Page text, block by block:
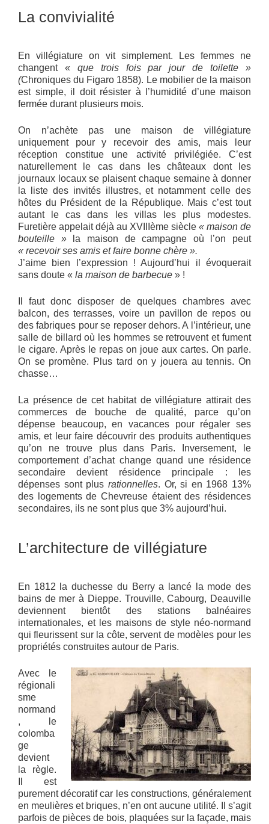
La convivialité
En villégiature on vit simplement. Les femmes ne
changent « que trois fois par jour de toilette »
(Chroniques du Figaro 1858). Le mobilier de la maison
est simple, il doit résister à l’humidité d’une maison
fermée durant plusieurs mois.
On n’achète pas une maison de villégiature
uniquement pour y recevoir des amis, mais leur
réception constitue une activité privilégiée. C’est
naturellement le cas dans les châteaux dont les
journaux locaux se plaisent chaque semaine à donner
la liste des invités illustres, et notamment celle des
hôtes du Président de la République. Mais c’est tout
autant le cas dans les villas les plus modestes.
Furetière appelait déjà au XVIIIème siècle « maison de
bouteille »
la maison de campagne où l’on peut
« recevoir ses amis et faire bonne chère ».
J’aime bien l’expression ! Aujourd’hui il évoquerait
sans doute « la maison de barbecue » !
Il faut donc disposer de quelques chambres avec
balcon, des terrasses, voire un pavillon de repos ou
des fabriques pour se reposer dehors. A l’intérieur, une
salle de billard où les hommes se retrouvent et fument
le cigare. Après le repas on joue aux cartes. On parle.
On se promène. Plus tard on y jouera au tennis. On
chasse…
La présence de cet habitat de villégiature attirait des
commerces de bouche de qualité, parce qu’on
dépense beaucoup, en vacances pour régaler ses
amis, et leur faire découvrir des produits authentiques
qu’on ne trouve plus dans Paris. Inversement, le
comportement d’achat change quand une résidence
secondaire devient résidence principale : les
dépenses sont plus rationnelles. Or, si en 1968 13%
des logements de Chevreuse étaient des résidences
secondaires, ils ne sont plus que 3% aujourd’hui.
L’architecture de villégiature
En 1812 la duchesse du Berry a lancé la mode des
bains de mer à Dieppe. Trouville, Cabourg, Deauville
deviennent bientôt des stations balnéaires
internationales, et les maisons de style néo-normand
qui fleurissent sur la côte, servent de modèles pour les
propriétés construites autour de Paris.
Avec le
régionali
sme
normand
, le
colomba
ge
devient
la règle.
Il est
purement décoratif car les constructions, généralement
en meulières et briques, n’en ont aucune utilité. Il s’agit
parfois de pièces de bois, plaquées sur la façade, mais